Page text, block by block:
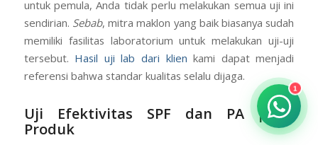
Selain itu, uji keamanan seperti uji iritasi dan uji
sensitisasi juga wajib dilakukan.Meskipun demikian,
untuk pemula, Anda tidak perlu melakukan semua uji ini
sendirian. Sebab , mitra maklon yang baik biasanya sudah
memiliki fasilitas laboratorium untuk melakukan uji-uji
kami dapat menjadi
referensi bahwa standar kualitas selalu dijaga.
1